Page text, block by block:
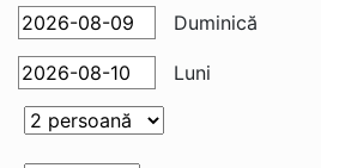
Duminică
Luni